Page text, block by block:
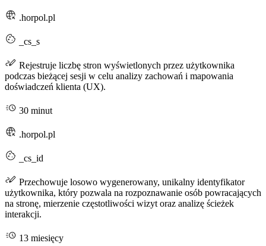
.horpol.pl
_cs_s
Rejestruje liczbę stron wyświetlonych przez użytkownika
podczas bieżącej sesji w celu analizy zachowań i mapowania
doświadczeń klienta (UX).
30 minut
.horpol.pl
_cs_id
Przechowuje losowo wygenerowany, unikalny identyfikator
użytkownika, który pozwala na rozpoznawanie osób powracających
na stronę, mierzenie częstotliwości wizyt oraz analizę ścieżek
interakcji.
13 miesięcy